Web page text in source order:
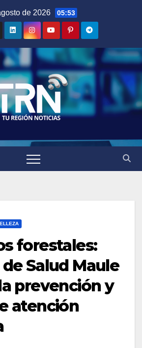
de 2026 05:53
forestales:
Salud Maule
prevención y
atención